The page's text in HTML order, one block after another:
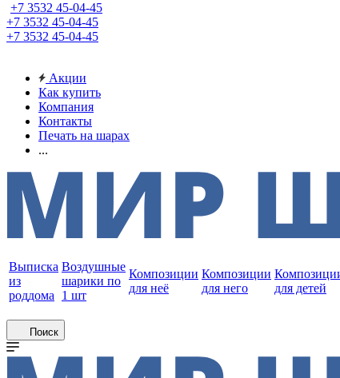
+7 3532 45-04-45
+7 3532 45-04-45
+7 3532 45-04-45
Акции
Как купить
Компания
Контакты
Печать на шарах
...
Выписка
из
роддома
Воздушные
шарики по
1 шт
Композиции
для неё
Композиции
для него
для детей
Поиск